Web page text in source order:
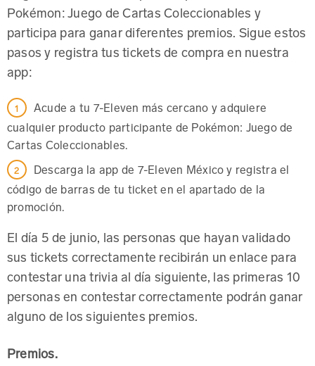
Pokémon: Juego de Cartas Coleccionables y
participa para ganar diferentes premios. Sigue estos
pasos y registra tus tickets de compra en nuestra
app:
Acude a tu 7-Eleven más cercano y adquiere
cualquier producto participante de Pokémon: Juego de
Cartas Coleccionables.
Descarga la app de 7-Eleven México y registra el
código de barras de tu ticket en el apartado de la
promoción.
El día 5 de junio, las personas que hayan validado
sus tickets correctamente recibirán un enlace para
contestar una trivia al día siguiente, las primeras 10
personas en contestar correctamente podrán ganar
alguno de los siguientes premios.
Premios.